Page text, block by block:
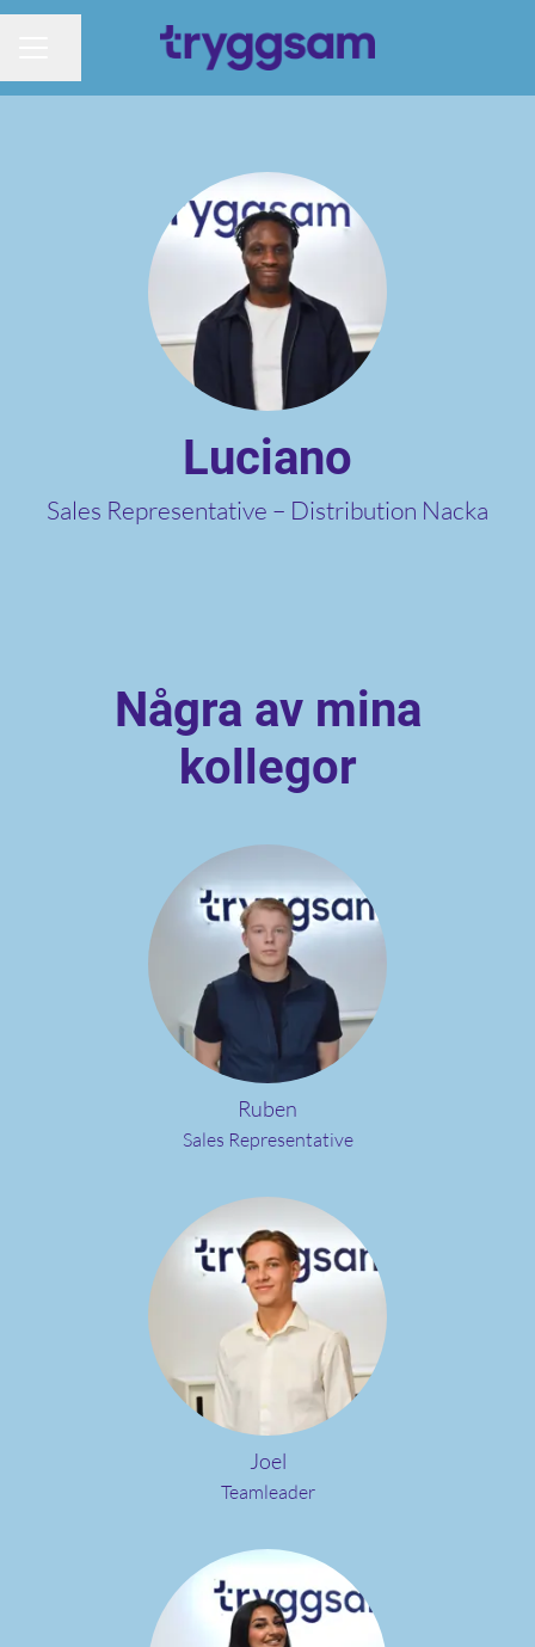
Luciano
Sales Representative – Distribution Nacka
Några av mina
kollegor
Ruben
Sales Representative
Joel
Teamleader